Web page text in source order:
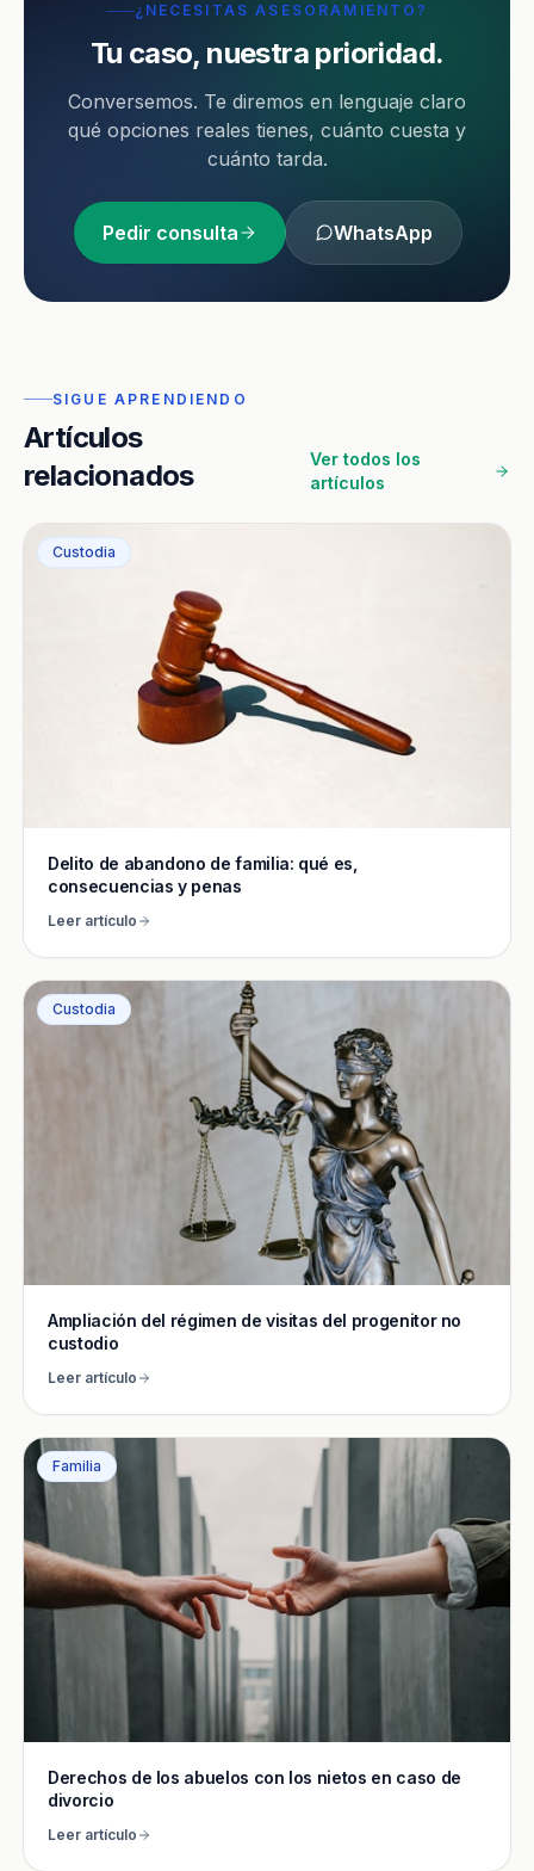
¿NECESITAS ASESORAMIENTO?
Tu caso, nuestra prioridad.
Conversemos. Te diremos en lenguaje claro
qué opciones reales tienes, cuánto cuesta y
cuánto tarda.
Pedir consulta WhatsApp
SIGUE APRENDIENDO
Artículos
relacionados
Ver todos los
artículos
Custodia
Delito de abandono de familia: qué es,
consecuencias y penas
Leer artículo
Custodia
Ampliación del régimen de visitas del progenitor no
custodio
Leer artículo
Familia
Derechos de los abuelos con los nietos en caso de
divorcio
Leer artículo